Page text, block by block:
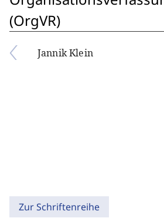
(OrgVR)
Jannik Klein
Zur Schriftenreihe